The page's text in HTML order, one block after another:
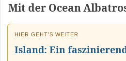
Mit der Ocean
HIER GEHT’S WEITER
Island: Ein